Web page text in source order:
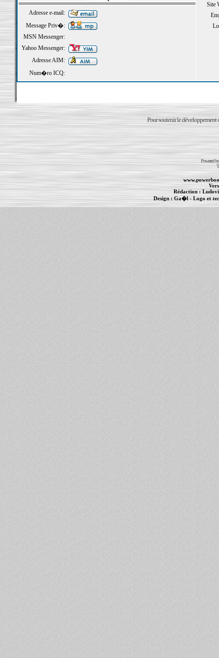
Site
Adresse e-mail:
Message Priv�:
MSN Messenger:
Yahoo Messenger:
Adresse AIM:
Num�ro ICQ:
Pour soutenir le développement
Powered
Rédaction :
Design :Ga�l - Logo et
PowerBook- MacBook Pro